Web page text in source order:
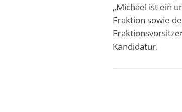
„Michael ist ein
Fraktion sowie
Kandidatur.